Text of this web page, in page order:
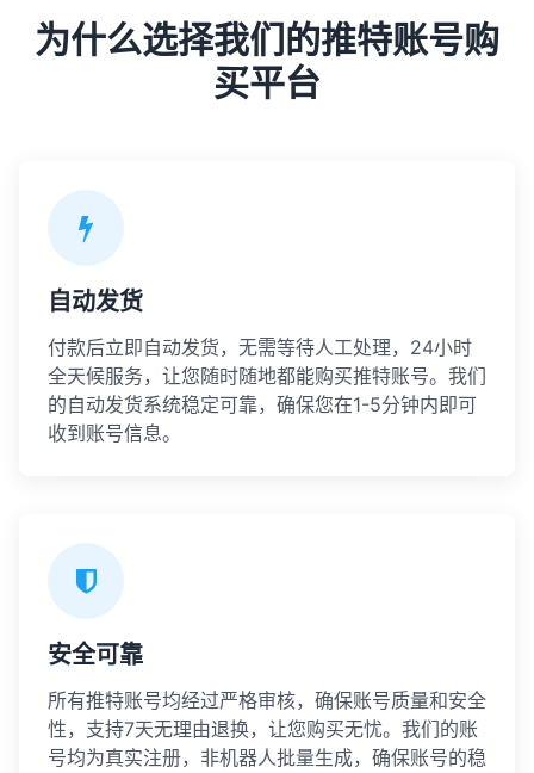
为什么选择我们的推特账号购
买平台
自动发货
付款后立即自动发货，无需等待人工处理，24小时
全天候服务，让您随时随地都能购买推特账号。我们
的自动发货系统稳定可靠，确保您在1-5分钟内即可
收到账号信息。
安全可靠
所有推特账号均经过严格审核，确保账号质量和安全
性，支持7天无理由退换，让您购买无忧。我们的账
号均为真实注册，非机器人批量生成，确保账号的稳